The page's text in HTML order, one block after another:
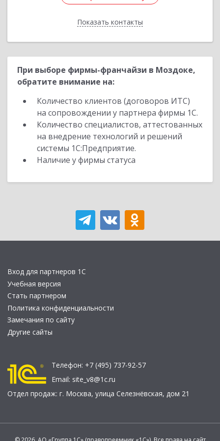
Показать контакты
Назад
При выборе фирмы-франчайзи в Моздоке,
обратите внимание на:
Количество клиентов (договоров ИТС)
на сопровождении у партнера фирмы 1С.
Количество специалистов, аттестованных
на внедрение технологий и решений
системы 1С:Предприятие.
Наличие у фирмы статуса
Вход для партнеров 1С
Учебная версия
Стать партнером
Политика конфиденциальности
Замечания по сайту
Другие сайты
Телефон: +7 (495) 737-92-57
Email: site_v8@1c.ru
Отдел продаж: г. Москва, улица Селезнёвская, дом 21